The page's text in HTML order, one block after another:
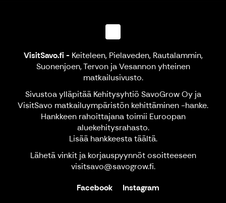
VisitSavo.fi - Keiteleen, Pielaveden, Rautalammin,
Suonenjoen, Tervon ja Vesannon yhteinen
matkailusivusto.
Sivustoa ylläpitää Kehitysyhtiö SavoGrow Oy ja
VisitSavo matkailuympäristön kehittäminen -hanke.
Hankkeen rahoittajana toimii Euroopan
aluekehitysrahasto.
Lisää hankkeestatäältä.
Lähetä vinkit ja korjauspyynnöt osoitteeseen
visitsavo@savogrow.fi.
Facebook
Instagram